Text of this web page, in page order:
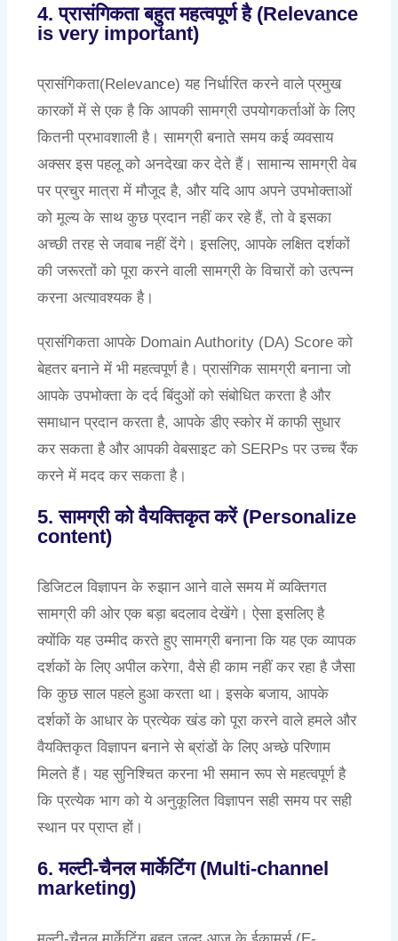
4. प्रासंगिकता बहुत महत्वपूर्ण है (Relevance
is very important)
प्रासंगिकता(Relevance) यह निर्धारित करने वाले प्रमुख
कारकों में से एक है कि आपकी सामग्री उपयोगकर्ताओं के लिए
कितनी प्रभावशाली है। सामग्री बनाते समय कई व्यवसाय
अक्सर इस पहलू को अनदेखा कर देते हैं। सामान्य सामग्री वेब
पर प्रचुर मात्रा में मौजूद है, और यदि आप अपने उपभोक्ताओं
को मूल्य के साथ कुछ प्रदान नहीं कर रहे हैं, तो वे इसका
अच्छी तरह से जवाब नहीं देंगे। इसलिए, आपके लक्षित दर्शकों
की जरूरतों को पूरा करने वाली सामग्री के विचारों को उत्पन्न
करना अत्यावश्यक है।
प्रासंगिकता आपके Domain Authority (DA) Score को
बेहतर बनाने में भी महत्वपूर्ण है। प्रासंगिक सामग्री बनाना जो
आपके उपभोक्ता के दर्द बिंदुओं को संबोधित करता है और
समाधान प्रदान करता है, आपके डीए स्कोर में काफी सुधार
कर सकता है और आपकी वेबसाइट को SERPs पर उच्च रैंक
करने में मदद कर सकता है।
5. सामग्री को वैयक्तिकृत करें (Personalize
content)
डिजिटल विज्ञापन के रुझान आने वाले समय में व्यक्तिगत
सामग्री की ओर एक बड़ा बदलाव देखेंगे। ऐसा इसलिए है
क्योंकि यह उम्मीद करते हुए सामग्री बनाना कि यह एक व्यापक
दर्शकों के लिए अपील करेगा, वैसे ही काम नहीं कर रहा है जैसा
कि कुछ साल पहले हुआ करता था। इसके बजाय, आपके
दर्शकों के आधार के प्रत्येक खंड को पूरा करने वाले हमले और
वैयक्तिकृत विज्ञापन बनाने से ब्रांडों के लिए अच्छे परिणाम
मिलते हैं। यह सुनिश्चित करना भी समान रूप से महत्वपूर्ण है
कि प्रत्येक भाग को ये अनुकूलित विज्ञापन सही समय पर सही
स्थान पर प्राप्त हों।
6. मल्टी-चैनल मार्केटिंग (Multi-channel
marketing)